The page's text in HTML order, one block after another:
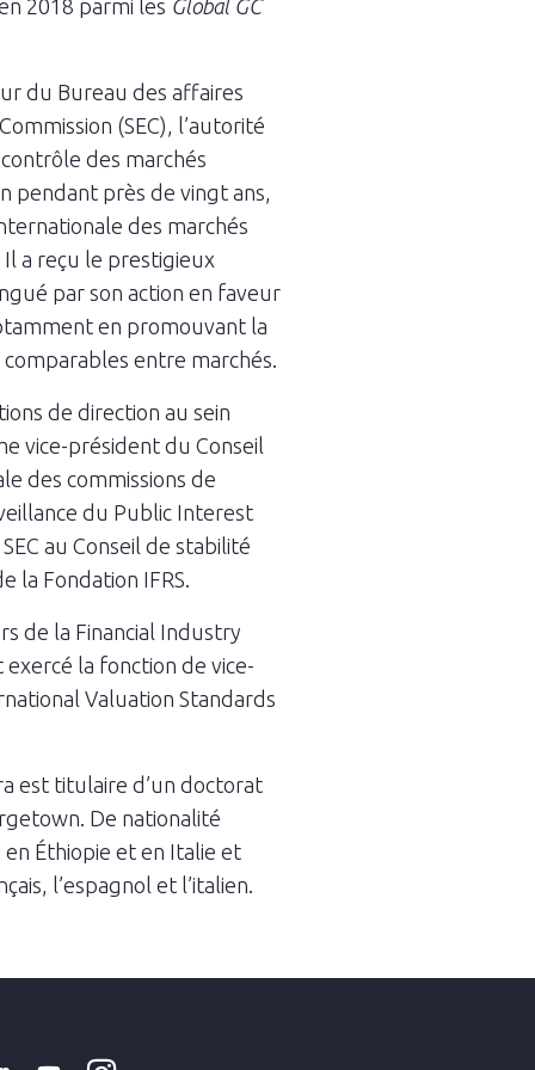
2018 parmi les Global GC
du Bureau des affaires
(SEC), l’autorité
des marchés
pendant près de vingt ans,
des marchés
a reçu le prestigieux
par son action en faveur
en promouvant la
entre marchés.
de direction au sein
vice-président du Conseil
des commissions de
du Public Interest
au Conseil de stabilité
la Fondation IFRS.
de la Financial Industry
la fonction de vice-
Valuation Standards
est titulaire d’un doctorat
De nationalité
en Éthiopie et en Italie et
l’espagnol et l’italien.